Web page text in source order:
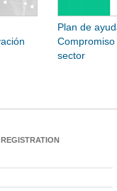
Plan de
sector